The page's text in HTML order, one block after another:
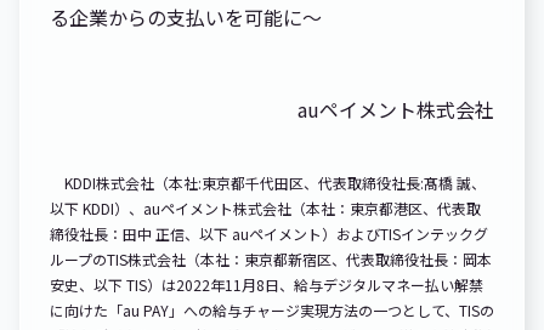
る企業からの支払いを可能に～
auペイメント株式会社
KDDI株式会社（本社:東京都千代田区、代表取締役社長:髙橋 誠、
以下 KDDI）、auペイメント株式会社（本社：東京都港区、代表取
締役社長：田中 正信、以下 auペイメント）およびTISインテックグ
ループのTIS株式会社（本社：東京都新宿区、代表取締役社長：岡本
安史、以下 TIS）は2022年11月8日、給与デジタルマネー払い解禁
に向けた「au PAY」への給与チャージ実現方法の一つとして、TISの